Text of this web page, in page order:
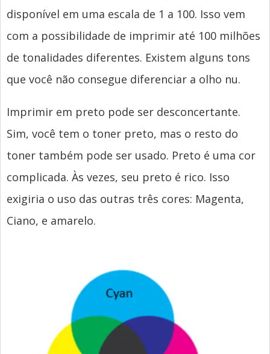
disponível em uma escala de 1 a 100. Isso vem
com a possibilidade de imprimir até 100 milhões
de tonalidades diferentes. Existem alguns tons
que você não consegue diferenciar a olho nu.
Imprimir em preto pode ser desconcertante.
Sim, você tem o toner preto, mas o resto do
toner também pode ser usado. Preto é uma cor
complicada. Às vezes, seu preto é rico. Isso
exigiria o uso das outras três cores: Magenta,
Ciano, e amarelo.